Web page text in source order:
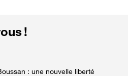
!
: une nouvelle liberté